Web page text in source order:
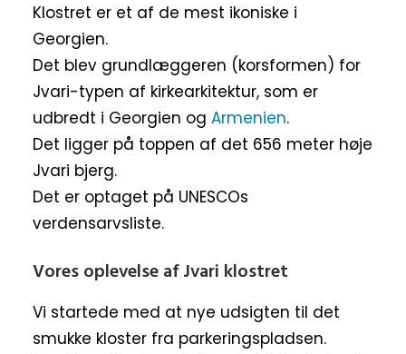
Klostret er et af de mest ikoniske i
Georgien.
Det blev grundlæggeren (korsformen) for
Jvari-typen af kirkearkitektur, som er
udbredt i Georgien og Armenien.
Det ligger på toppen af det 656 meter høje
Jvari bjerg.
Det er optaget på UNESCOs
verdensarvsliste.
Vores oplevelse af Jvari klostret
Vi startede med at nye udsigten til det
smukke kloster fra parkeringspladsen.